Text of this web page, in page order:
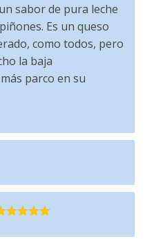
sabor de pura leche
Es un queso
como todos, pero
la baja
parco en su